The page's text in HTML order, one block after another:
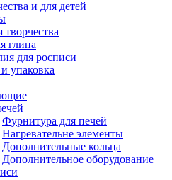
и для детей
глина
для росписи
упаковка
Фурнитура для печей
Нагревательне элементы
Дополнительные кольца
Дополнительное оборудование